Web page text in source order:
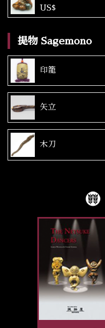
US$
提物 Sagemono
印籠
矢立
木刀